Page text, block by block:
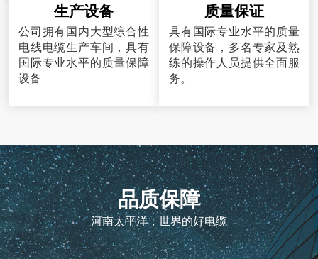
生产设备
公司拥有国内大型综合性
电线电缆生产车间，具有
国际专业水平的质量保障
设备
质量保证
具有国际专业水平的质量
保障设备，多名专家及熟
练的操作人员提供全面服
务。
品质保障
河南太平洋，世界的好电缆